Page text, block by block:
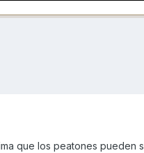
que los peatones pueden